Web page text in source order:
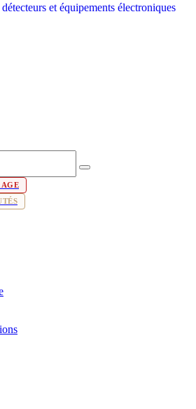
et équipements électroniques